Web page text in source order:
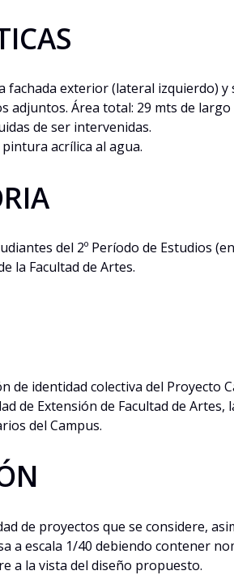
fachada exterior (lateral izquierdo)
adjuntos. Área total: 29 mts de
de ser intervenidas.
acrílica al agua.
del 2º Período de Estudios
la Facultad de Artes.
de identidad colectiva del
de Extensión de Facultad de
del Campus.
de proyectos que se considere,
a escala 1/40 debiendo contener
a la vista del diseño propuesto.